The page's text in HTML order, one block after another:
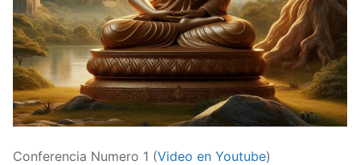
Conferencia Numero 1 (Video en Youtube)